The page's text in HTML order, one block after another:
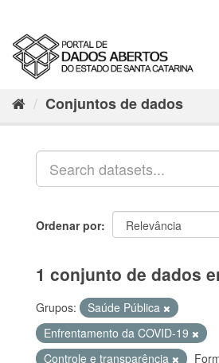
Conjuntos de dados
Ordenar por
1 conjunto de dados
Grupos:
Saúde Pública
Enfrentamento da COVID-19
Controle e transparência